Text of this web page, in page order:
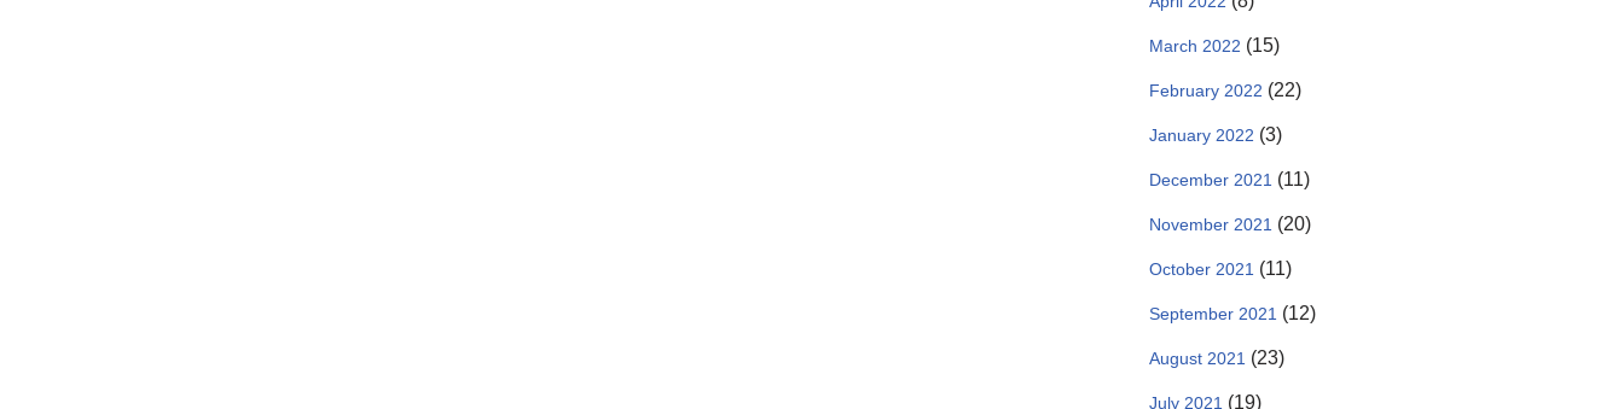
March 2022 (15)
February 2022 (22)
January 2022 (3)
December 2021 (11)
November 2021 (20)
October 2021 (11)
September 2021 (12)
August 2021 (23)
July 2021 (19)